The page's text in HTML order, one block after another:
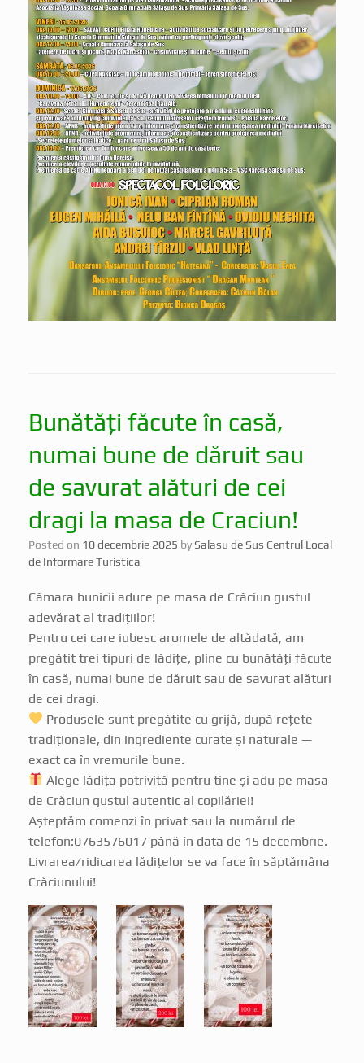
numai bune de dăruit sau
de savurat alături de cei
dragi la masa de Craciun!
Posted on 10 decembrie 2025 bySalasu de Sus Centrul Local
de Informare Turistica
adevărat al tradițiilor!
Pentru cei care iubesc aromele de altădată, am
pregătit trei tipuri de lădițe, pline cu bunătăți făcute
în casă, numai bune de dăruit sau de savurat alături
de cei dragi.
Produsele sunt pregătite cu grijă, după rețete
tradiționale, din ingrediente curate și naturale —
exact ca în vremurile bune.
Alege lădița potrivită pentru tine și adu pe masa
de Crăciun gustul autentic al copilăriei!
Așteptăm comenzi în privat sau la numărul de
telefon:0763576017 până în data de 15 decembrie.
Livrarea/ridicarea lădițelor se va face în săptămâna
Crăciunului!